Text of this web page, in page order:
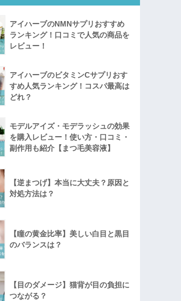
アイハーブのNMNサプリおすすめ
ランキング！口コミで人気の商品を
レビュー！
アイハーブのビタミンCサプリおす
すめ人気ランキング！コスパ最高は
どれ？
モデルアイズ・モデラッシュの効果
を購入レビュー！使い方・口コミ・
副作用も紹介【まつ毛美容液】
【逆まつげ】本当に大丈夫？原因と
対処方法は？
【瞳の黄金比率】美しい白目と黒目
のバランスは？
【目のダメージ】猫背が目の負担に
つながる？